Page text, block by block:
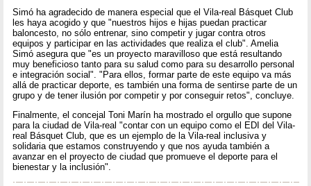
Simó ha agradecido de manera especial que el Vila-real Básquet Club
les haya acogido y que "nuestros hijos e hijas puedan practicar
baloncesto, no sólo entrenar, sino competir y jugar contra otros
equipos y participar en las actividades que realiza el club". Amelia
Simó asegura que "es un proyecto maravilloso que está resultando
muy beneficioso tanto para su salud como para su desarrollo personal
e integración social". "Para ellos, formar parte de este equipo va más
allá de practicar deporte, es también una forma de sentirse parte de un
grupo y de tener ilusión por competir y por conseguir retos", concluye.
Finalmente, el concejal Toni Marín ha mostrado el orgullo que supone
para la ciudad de Vila-real "contar con un equipo como el EDI del Vila-
real Básquet Club, que es un ejemplo de la Vila-real inclusiva y
solidaria que estamos construyendo y que nos ayuda también a
avanzar en el proyecto de ciudad que promueve el deporte para el
bienestar y la inclusión".